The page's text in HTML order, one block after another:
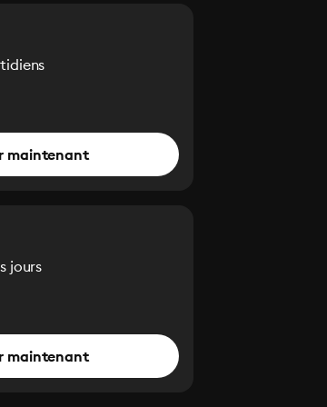
maintenant
jours
maintenant